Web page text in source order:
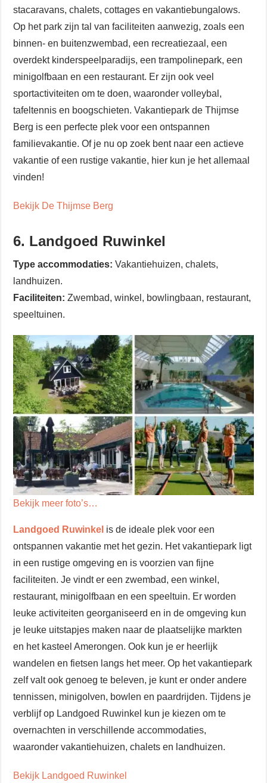
stacaravans, chalets, cottages en vakantiebungalows.
Op het park zijn tal van faciliteiten aanwezig, zoals een
binnen- en buitenzwembad, een recreatiezaal, een
overdekt kinderspeelparadijs, een trampolinepark, een
minigolfbaan en een restaurant. Er zijn ook veel
sportactiviteiten om te doen, waaronder volleybal,
tafeltennis en boogschieten. Vakantiepark de Thijmse
Berg is een perfecte plek voor een ontspannen
familievakantie. Of je nu op zoek bent naar een actieve
vakantie of een rustige vakantie, hier kun je het allemaal
vinden!
Bekijk De Thijmse Berg
6. Landgoed Ruwinkel
Type accommodaties: Vakantiehuizen, chalets,
landhuizen.
Faciliteiten:Zwembad, winkel, bowlingbaan, restaurant,
speeltuinen.
Bekijk meer foto’s…
Landgoed Ruwinkel is de ideale plek voor een
ontspannen vakantie met het gezin. Het vakantiepark ligt
in een rustige omgeving en is voorzien van fijne
faciliteiten. Je vindt er een zwembad, een winkel,
restaurant, minigolfbaan en een speeltuin. Er worden
leuke activiteiten georganiseerd en in de omgeving kun
je leuke uitstapjes maken naar de plaatselijke markten
en het kasteel Amerongen. Ook kun je er heerlijk
wandelen en fietsen langs het meer. Op het vakantiepark
zelf valt ook genoeg te beleven, je kunt er onder andere
tennissen, minigolven, bowlen en paardrijden. Tijdens je
verblijf op Landgoed Ruwinkel kun je kiezen om te
overnachten in verschillende accommodaties,
waaronder vakantiehuizen, chalets en landhuizen.
Bekijk Landgoed Ruwinkel